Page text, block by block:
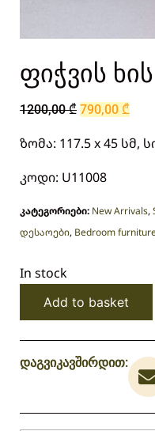
ფიჭვის
1200,00₾ 790,00 ₾
ზომა: 117.5 x 45 სმ,
კოდი: U11008
კატეგორიები: New Arrivals,
დესაოები, Bedroom
In stock
Add to basket
დაგვიკავშირდით: